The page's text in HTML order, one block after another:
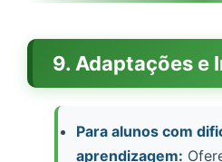
9. Adaptações e
Para alunos com
aprendizagem: